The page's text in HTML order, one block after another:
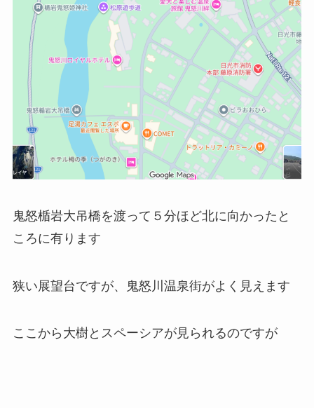
鬼怒楯岩大吊橋を渡って５分ほど北に向かったと
ころに有ります
狭い展望台ですが、鬼怒川温泉街がよく見えます
ここから大樹とスペーシアが見られるのですが